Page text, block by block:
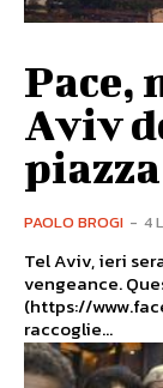
Pace,
Aviv
piazza
PAOLO BROGI - 4
Tel Aviv, ieri
vengeance.
(https://
raccoglie...